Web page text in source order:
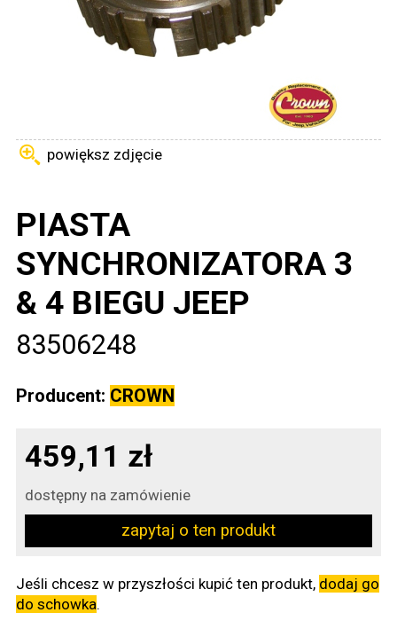
powiększ zdjęcie
PIASTA
SYNCHRONIZATORA 3
& 4 BIEGU JEEP
83506248
Producent: CROWN
459,11 zł
dostępny na zamówienie
zapytaj o ten produkt
Jeśli chcesz w przyszłości kupić ten produkt, dodaj go
do schowka.